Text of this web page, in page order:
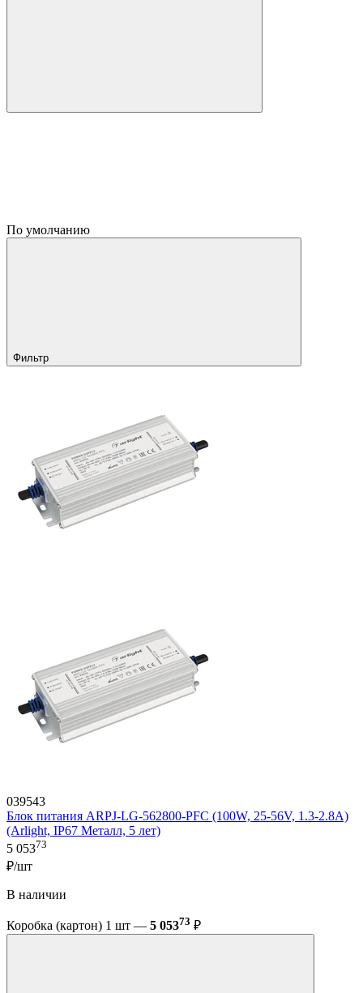
По умолчанию
Фильтр
039543
Блок питания ARPJ-LG-562800-PFC (100W, 25-56V, 1.3-2.8A)
(Arlight, IP67 Металл, 5 лет)
5 05373
₽/шт
В наличии
Коробка (картон) 1 шт — 5 05373 ₽